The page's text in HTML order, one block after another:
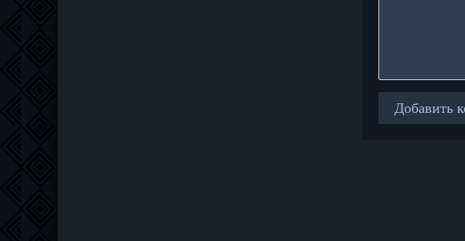
Добавить